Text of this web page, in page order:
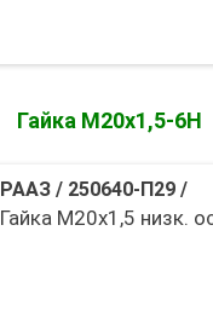
Гайка М20х1,5-6Н
РААЗ/ 250640-П29/
Гайка М20х1,5 низк.